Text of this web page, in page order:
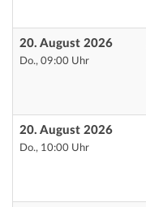
20. August 2026
Do., 09:00 Uhr
20. August 2026
Do., 10:00 Uhr